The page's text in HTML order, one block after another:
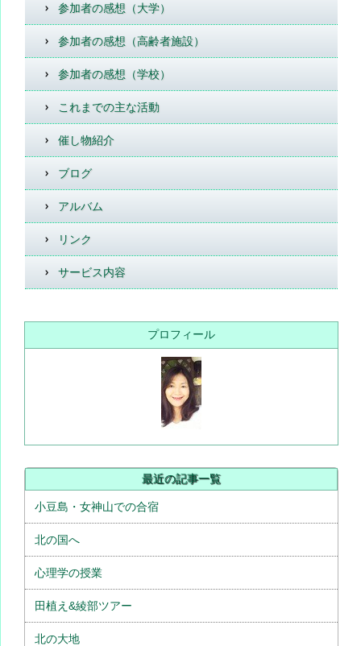
参加者の感想（大学）
参加者の感想（高齢者施設）
参加者の感想（学校）
これまでの主な活動
催し物紹介
ブログ
アルバム
リンク
サービス内容
プロフィール
最近の記事一覧
小豆島・女神山での合宿
北の国へ
心理学の授業
田植え&綾部ツアー
北の大地